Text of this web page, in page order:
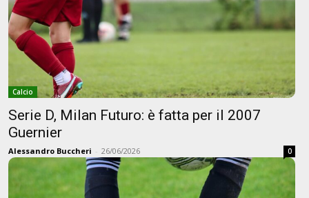
Calcio
Serie D, Milan Futuro: è fatta per il 2007
Guernier
Alessandro Buccheri - 26/06/2026 0